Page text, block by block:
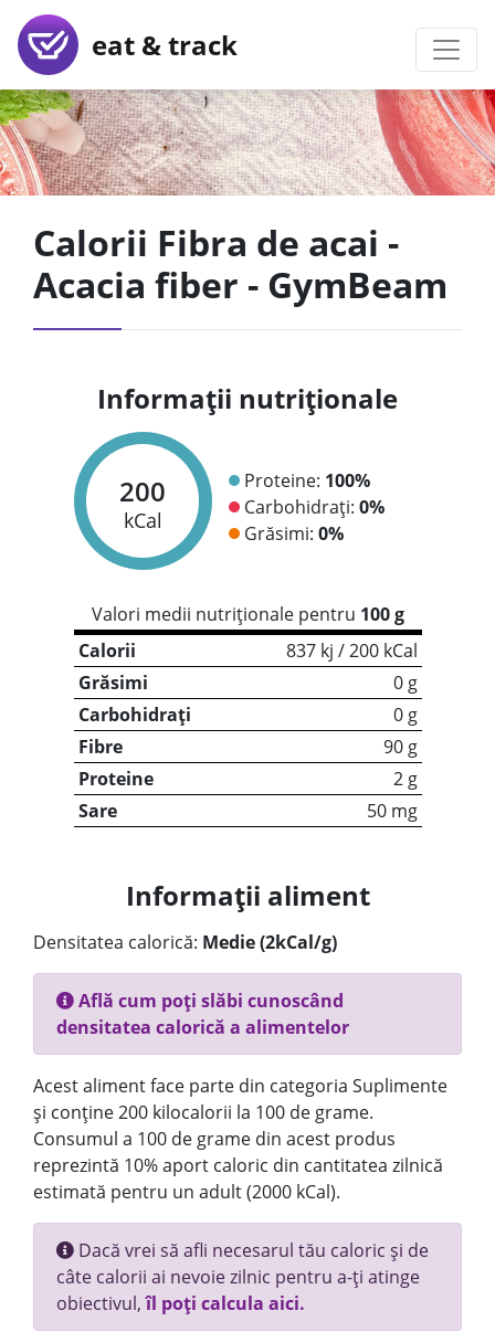
eat & track
Calorii Fibra de acai -
Acacia fiber - GymBeam
Informații nutriționale
200
kCal
Proteine: 100%
Carbohidrați: 0%
Grăsimi: 0%
Valori medii nutriționale pentru 100 g
Calorii
837 kj / 200 kCal
Grăsimi
0 g
Carbohidrați
0 g
Fibre
90 g
Proteine
2 g
Sare
50 mg
Informații aliment
Densitatea calorică: Medie (2kCal/g)
Află cum poți slăbi cunoscând
densitatea calorică a alimentelor
Acest aliment face parte din categoria Suplimente
și conține 200 kilocalorii la 100 de grame.
Consumul a 100 de grame din acest produs
reprezintă 10% aport caloric din cantitatea zilnică
estimată pentru un adult (2000 kCal).
Dacă vrei să afli necesarul tău caloric și de
câte calorii ai nevoie zilnic pentru a-ți atinge
obiectivul,îl poți calcula aici.